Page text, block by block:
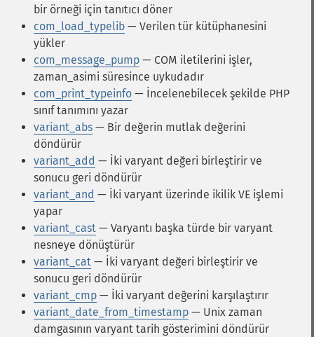
bir örneği için tanıtıcı döner
com_load_typelib — Verilen tür kütüphanesini
yükler
com_message_pump — COM iletilerini işler,
zaman_asimi süresince uykudadır
com_print_typeinfo — İncelenebilecek şekilde PHP
sınıf tanımını yazar
variant_abs — Bir değerin mutlak değerini
döndürür
variant_add — İki varyant değeri birleştirir ve
sonucu geri döndürür
variant_and — İki varyant üzerinde ikilik VE işlemi
yapar
variant_cast — Varyantı başka türde bir varyant
nesneye dönüştürür
variant_cat — İki varyant değeri birleştirir ve
sonucu geri döndürür
variant_cmp — İki varyant değerini karşılaştırır
variant_date_from_timestamp — Unix zaman
damgasının varyant tarih gösterimini döndürür